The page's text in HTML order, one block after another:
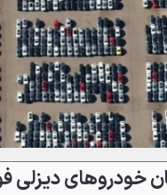
خودروهای دیزلی